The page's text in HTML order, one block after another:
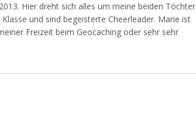
Hier dreht sich alles um meine beiden Töchter
und sind begeisterte Cheerleader. Marie ist
Freizeit beim Geocaching oder sehr sehr